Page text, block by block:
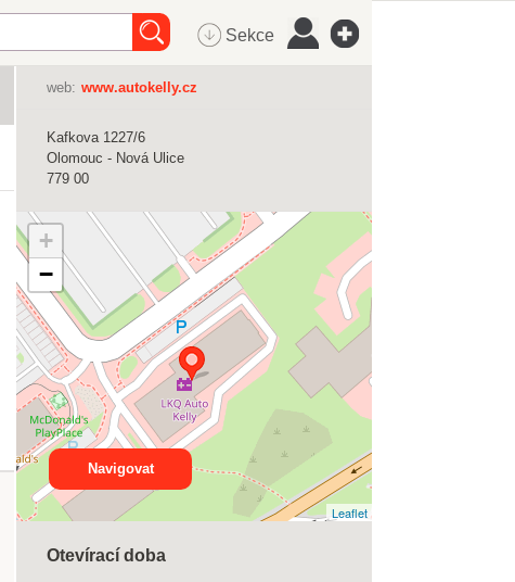
Sekce
web: www.autokelly.cz
Kafkova 1227/6
Olomouc - Nová Ulice
779 00
+
−
Leaflet
Navigovat
Otevírací doba